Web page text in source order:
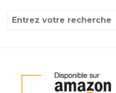
Recherche
pour